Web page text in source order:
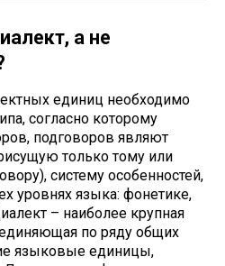
а не
единиц необходимо
согласно которому
подговоров являют
только тому или
систему особенностей,
уровнях языка: фонетике,
– наиболее крупная
по ряду общих
языковые единицы,